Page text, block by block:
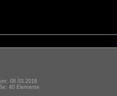
08.03.2018
40 Elemente